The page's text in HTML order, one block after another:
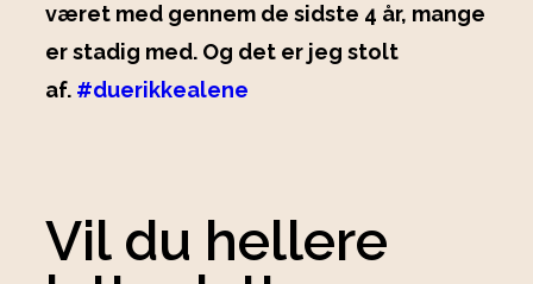
været med gennem de sidste 4 år, mange
er stadig med. Og det er jeg stolt
af. #duerikkealene
Vil du hellere